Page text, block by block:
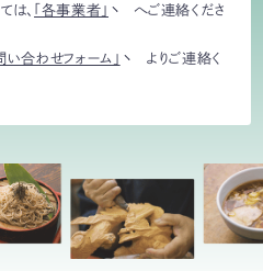
は、 「各事業者」
へご連絡くださ
い合わせフォーム」
よりご連絡く